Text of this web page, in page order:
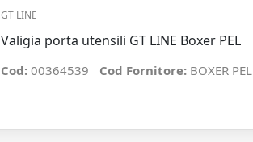
GT LINE
Valigia porta utensili GT LINE Boxer PEL
Cod: 00364539 Cod Fornitore: BOXER PEL